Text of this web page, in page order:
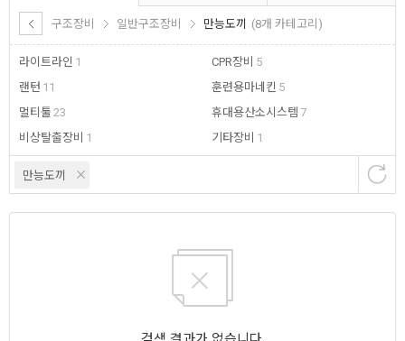
구조장비 일반구조장비 만능도끼 (8개 카테고리)
라이트라인 1
랜턴 11
멀티툴 23
비상탈출장비 1
CPR장비 5
훈련용마네킨 5
휴대용산소시스템 7
기타장비 1
만능도끼